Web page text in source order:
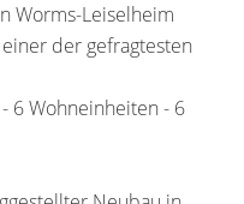
Worms-Leiselheim
der gefragtesten
6 Wohneinheiten - 6